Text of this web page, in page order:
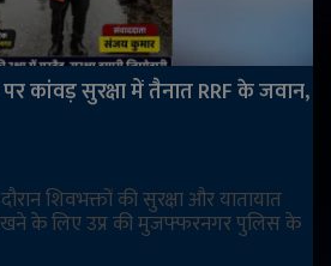
कांवड़ सुरक्षा में तैनात RRF के जवान,
शिवभक्तों की सुरक्षा और यातायात
के लिए उप्र की मुजफ्फरनगर पुलिस के